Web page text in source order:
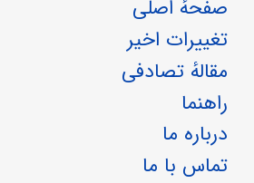
صفحهٔ اصلی
تغییرات اخیر
مقالهٔ تصادفی
راهنما
درباره ما
تماس با ما